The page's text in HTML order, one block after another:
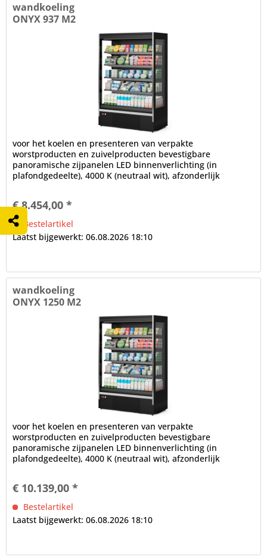
wandkoeling
ONYX 937 M2
voor het koelen en presenteren van verpakte
worstproducten en zuivelproducten bevestigbare
panoramische zijpanelen LED binnenverlichting (in
plafondgedeelte), 4000 K (neutraal wit), afzonderlijk
€ 8.454,00 *
Bestelartikel
Laatst bijgewerkt: 06.08.2026 18:10
wandkoeling
ONYX 1250 M2
voor het koelen en presenteren van verpakte
worstproducten en zuivelproducten bevestigbare
panoramische zijpanelen LED binnenverlichting (in
plafondgedeelte), 4000 K (neutraal wit), afzonderlijk
€ 10.139,00 *
Bestelartikel
Laatst bijgewerkt: 06.08.2026 18:10